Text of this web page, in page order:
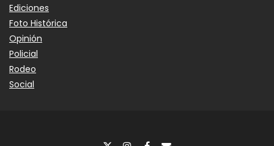
Ediciones
Foto Histórica
Opinión
Policial
Rodeo
Social